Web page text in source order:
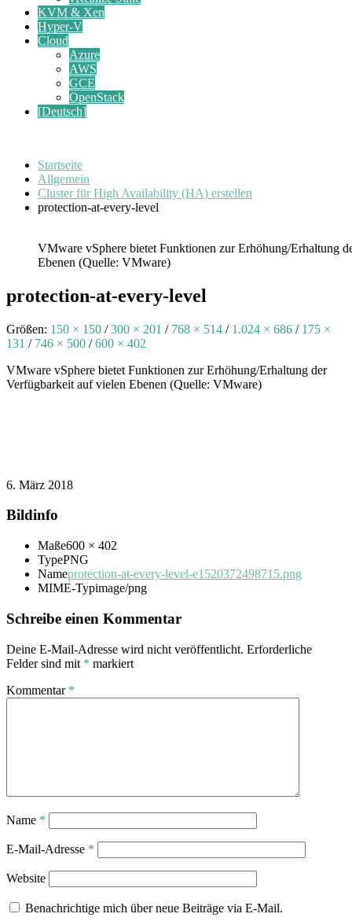
KVM & Xen
Hyper-V
Cloud
Azure
AWS
GCE
OpenStack
[Deutsch]
Startseite
Allgemein
Cluster für High Availability (HA) erstellen
protection-at-every-level
VMware vSphere bietet Funktionen zur Erhöhung/Erhaltung
Ebenen (Quelle: VMware)
protection-at-every-level
Größen: 150 × 150 / 300 × 201 / 768 × 514 / 1.024 × 686 / 175 ×
131 / 746 × 500 / 600 × 402
VMware vSphere bietet Funktionen zur Erhöhung/Erhaltung der
Verfügbarkeit auf vielen Ebenen (Quelle: VMware)
6. März 2018
Bildinfo
Maße600 × 402
TypePNG
Nameprotection-at-every-level-e1520372498715.png
MIME-Typimage/png
Schreibe einen Kommentar
Deine E-Mail-Adresse wird nicht veröffentlicht. Erforderliche
Felder sind mit * markiert
Kommentar *
Name *
E-Mail-Adresse *
Website
Benachrichtige mich über neue Beiträge via E-Mail.